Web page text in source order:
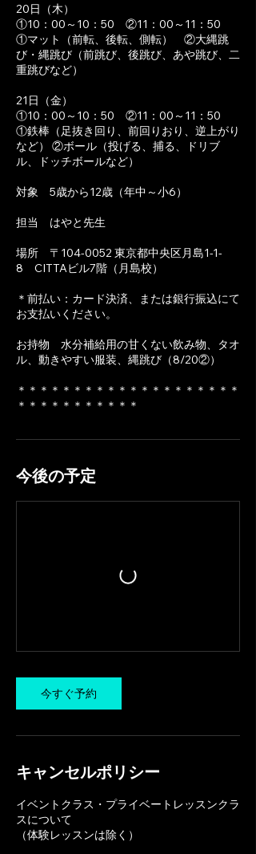
​20日（​木）
①10：00～10：50 ②11：00～11：50
①マット（前転、後転、側転） ②大縄跳
び・縄跳び（前跳び、後跳び、あや跳び、二
重跳びなど）​​​​​​​​​​
​21日（​金）
①10：00～10：50 ②11：00～11：50
①鉄棒（足抜き回り、前回りおり​、逆上がり
など） ​②ボール（投げる、捕る、ドリブ
ル、ドッチボールなど）
対象 5歳から​12歳（年中～小​6）
​担当 はやと先生
場所 〒104-0052 東京都中央区月島1-1-
8 CITTAビル7階（月島校）
＊前払い：カード決済、または銀行振込にて
お支払いください。
お持物 水分補給用の甘くない飲み物、タオ
ル、動きやすい服装、縄跳び（​8/20②）
＊＊＊＊＊＊＊＊＊＊＊＊＊＊＊＊＊＊＊＊
＊＊＊＊＊＊＊＊＊＊＊
今後の予定
今すぐ予約
キャンセルポリシー
イベントクラス・プライベートレッスンクラ
スについて
（体験レッスンは除く）